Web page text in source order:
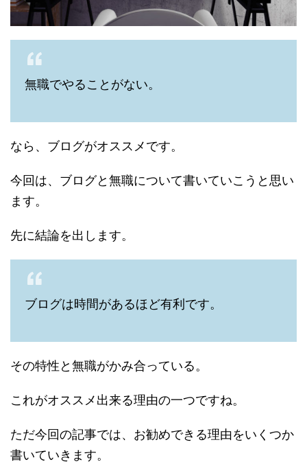
無職でやることがない。
なら、ブログがオススメです。
今回は、ブログと無職について書いていこうと思い
ます。
先に結論を出します。
ブログは時間があるほど有利です。
その特性と無職がかみ合っている。
これがオススメ出来る理由の一つですね。
ただ今回の記事では、お勧めできる理由をいくつか
書いていきます。